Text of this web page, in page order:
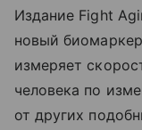
Издание Fight
новый
измеряет
человека по
от других